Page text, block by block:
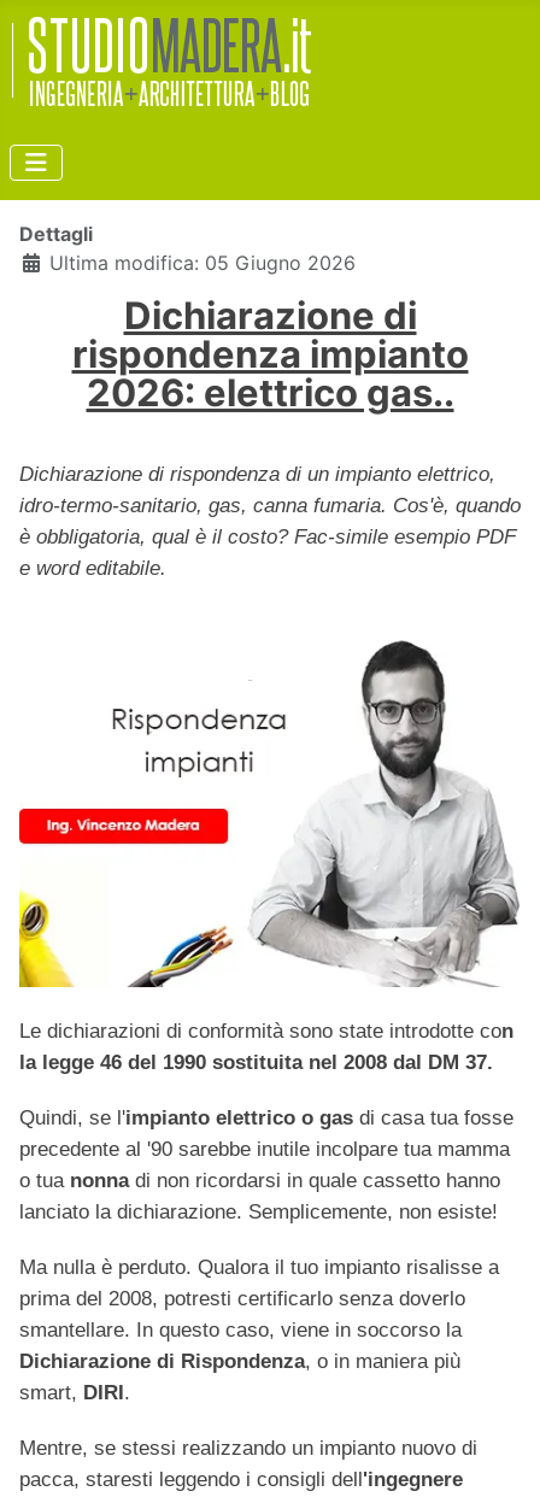
Dettagli
Ultima modifica: 05 Giugno 2026
Dichiarazione di
rispondenza impianto
2026: elettrico gas..
Dichiarazione di rispondenza di un impianto elettrico,
idro-termo-sanitario, gas, canna fumaria. Cos'è, quando
è obbligatoria, qual è il costo? Fac-simile esempio PDF
e word editabile.
Le dichiarazioni di conformità sono state introdotte con
la legge 46 del 1990 sostituita nel 2008 dal DM 37.
Quindi, se l'impianto elettrico o gas di casa tua fosse
precedente al '90 sarebbe inutile incolpare tua mamma
o tua nonnadi non ricordarsi in quale cassetto hanno
lanciato la dichiarazione. Semplicemente, non esiste!
Ma nulla è perduto. Qualora il tuo impianto risalisse a
prima del 2008, potresti certificarlo senza doverlo
smantellare. In questo caso, viene in soccorso la
Dichiarazione di Rispondenza, o in maniera più
smart, DIRI.
Mentre, se stessi realizzando un impianto nuovo di
pacca, staresti leggendo i consigli dell'ingegnere